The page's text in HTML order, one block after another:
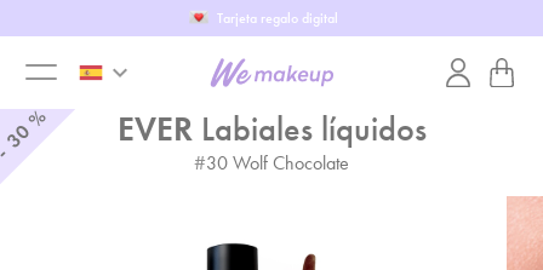
Tarjeta regalo digital
toggle
keyboard_arrow_down
% EVERLabiales líquidos
#30Wolf Chocolate